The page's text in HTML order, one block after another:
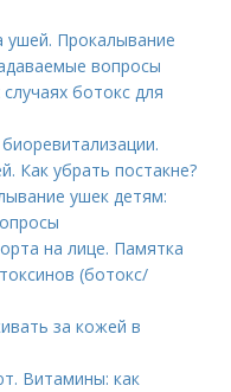
Прокалывание
вопросы
ботокс для
Как убрать постакне?
ушек детям:
на лице. Памятка
(ботокс/
за кожей в
Витамины: как